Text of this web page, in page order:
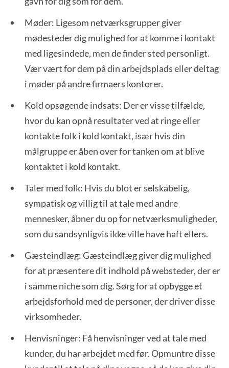
Møder: Ligesom netværksgrupper giver
mødesteder dig mulighed for at komme i kontakt
med ligesindede, men de finder sted personligt.
Vær vært for dem på din arbejdsplads eller deltag
i møder på andre firmaers kontorer.
Kold opsøgende indsats: Der er visse tilfælde,
hvor du kan opnå resultater ved at ringe eller
kontakte folk i kold kontakt, især hvis din
målgruppe er åben over for tanken om at blive
kontaktet i kold kontakt.
Taler med folk: Hvis du blot er selskabelig,
sympatisk og villig til at tale med andre
mennesker, åbner du op for netværksmuligheder,
som du sandsynligvis ikke ville have haft ellers.
Gæsteindlæg: Gæsteindlæg giver dig mulighed
for at præsentere dit indhold på websteder, der er
i samme niche som dig. Sørg for at opbygge et
arbejdsforhold med de personer, der driver disse
virksomheder.
Henvisninger: Få henvisninger ved at tale med
kunder, du har arbejdet med før. Opmuntre disse